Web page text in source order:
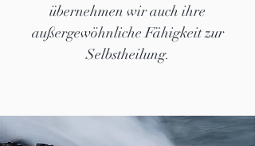
übernehmen wir auch ihre
außergewöhnliche Fähigkeit zur
Selbstheilung.